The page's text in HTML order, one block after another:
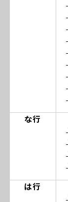
な行
は行